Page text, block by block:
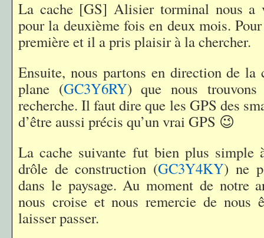
La cache [GS] Alisier torminal nous
pour la deuxième fois en deux mois.
première et il a pris plaisir à la chercher.
Ensuite, nous partons en direction de la
plane (GC3Y6RY) que nous trouvons
recherche. Il faut dire que les GPS des
d’être aussi précis qu’un vrai GPS 😉
La cache suivante fut bien plus simple
drôle de construction (GC3Y4KY) ne
dans le paysage. Au moment de notre
nous croise et nous remercie de nous
laisser passer.